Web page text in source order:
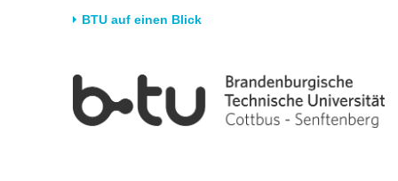
BTU auf einen Blick
Universität Forschung